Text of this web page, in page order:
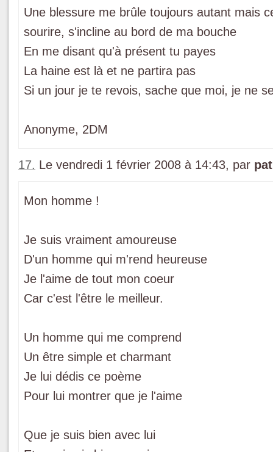
Une blessure me brûle toujours autant mais
sourire, s'incline au bord de ma bouche
En me disant qu'à présent tu payes
La haine est là et ne partira pas
Si un jour je te revois, sache que moi, je ne
Anonyme, 2DM
17. Le vendredi 1 février 2008 à 14:43, par pat
Mon homme !
Je suis vraiment amoureuse
D'un homme qui m'rend heureuse
Je l'aime de tout mon coeur
Car c'est l'être le meilleur.
Un homme qui me comprend
Un être simple et charmant
Je lui dédis ce poème
Pour lui montrer que je l'aime
Que je suis bien avec lui